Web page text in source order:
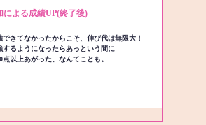
による成績UP(終了後)
きてなかったからこそ、伸び代は無限大！
するようになったらあっという間に
以上あがった、なんてことも。